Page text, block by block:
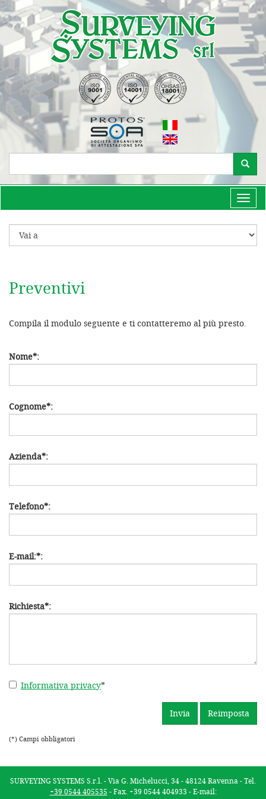
Preventivi
Compila il modulo seguente e ti contatteremo al più presto.
Nome*:
Cognome*:
Azienda*:
Telefono*:
E-mail:*:
Richiesta*:
Informativa privacy*
(*) Campi obbligatori
SURVEYING SYSTEMS S.r.l. - Via G. Michelucci, 34 - 48124 Ravenna - Tel.
+39 0544 405535 - Fax. +39 0544 404933 - E-mail: